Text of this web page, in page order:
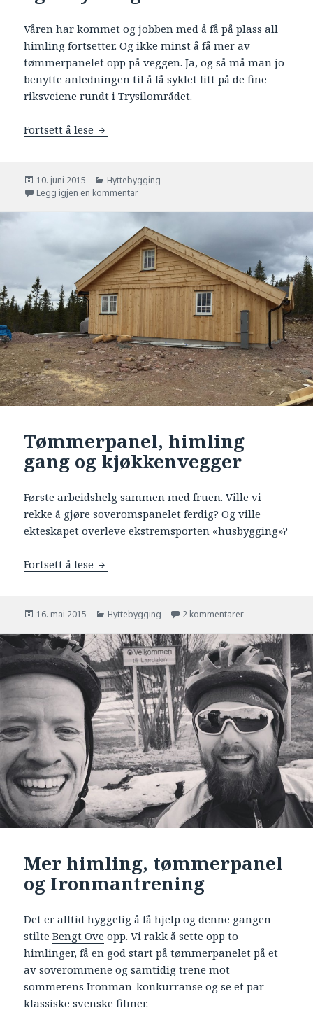
Våren har kommet og jobben med å få på plass all
himling fortsetter. Og ikke minst å få mer av
tømmerpanelet opp på veggen. Ja, og så må man jo
benytte anledningen til å få syklet litt på de fine
riksveiene rundt i Trysilområdet.
Fortsett å lese Mer tømmerpanel, himling og … sykling
Publisert
10. juni 2015 Kategorier
Hyttebygging
Legg igjen en kommentar
Tømmerpanel, himling
gang og kjøkkenvegger
Første arbeidshelg sammen med fruen. Ville vi
rekke å gjøre soveromspanelet ferdig? Og ville
ekteskapet overleve ekstremsporten «husbygging»?
Fortsett å lese Tømmerpanel, himling gang og
Publisert
16. mai 2015 Kategorier
Hyttebygging 2 kommentarer
Mer himling, tømmerpanel
og Ironmantrening
Det er alltid hyggelig å få hjelp og denne gangen
stilteBengt Ove opp. Vi rakk å sette opp to
himlinger, få en god start på tømmerpanelet på et
av soverommene og samtidig trene mot
sommerens Ironman-konkurranse og se et par
klassiske svenske filmer.